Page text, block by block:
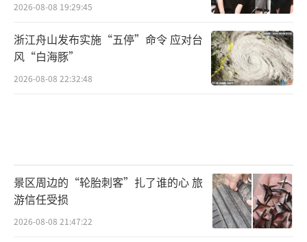
2026-08-08 19:29:45
浙江舟山发布实施“五停”命令 应对台
风“白海豚”
2026-08-08 22:32:48
景区周边的“轮胎刺客”扎了谁的心 旅
游信任受损
2026-08-08 21:47:22